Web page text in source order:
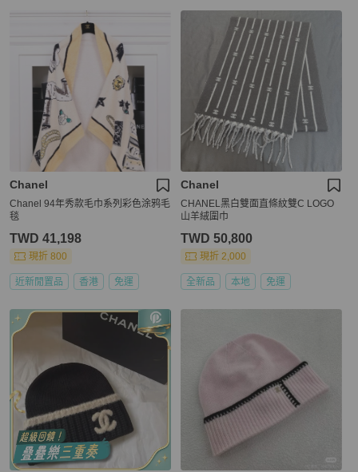
Chanel
Chanel 94年秀款毛巾系列彩色涂鸦毛
毯
TWD 41,198
現折 800
近新閒置品 香港 免運
Chanel
CHANEL黑白雙面直條紋雙C LOGO
山羊絨圍巾
TWD 50,800
現折 2,000
全新品 本地 免運